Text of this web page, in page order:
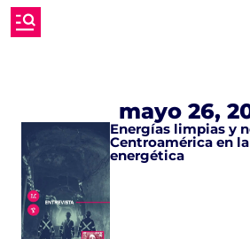
mayo 26,
Energías limpias y
Centroamérica en
energética